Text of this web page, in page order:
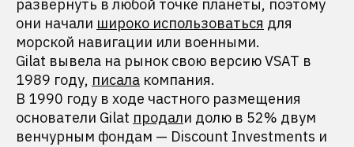
развернуть в любой точке планеты, поэтому
они начали широко использоваться для
морской навигации или военными.
Gilat вывела на рынок свою версию VSAT в
1989 году, писала компания.
В 1990 году в ходе частного размещения
основатели Gilat продали долю в 52% двум
венчурным фондам — Discount Investments и